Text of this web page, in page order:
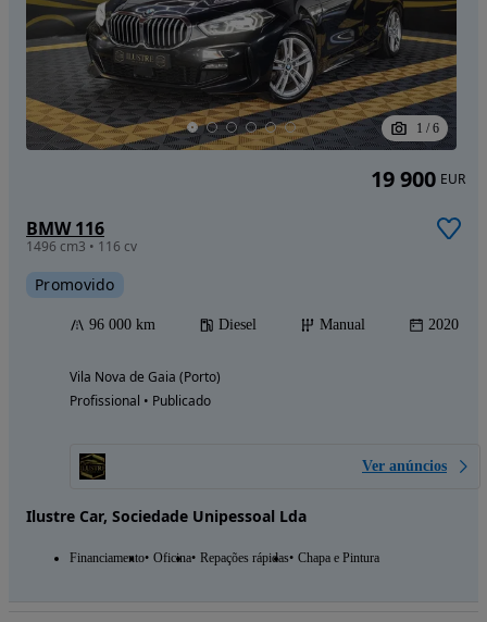
1 / 6
BMW 116
1496 cm3 • 116 cv
Promovido
96 000 km Diesel Manual 2020
Vila Nova de Gaia (Porto)
Profissional • Publicado
Ver anúncios
Ilustre Car, Sociedade Unipessoal Lda
Financiamento Oficina Repações rápidas Chapa e Pintura
19 900 EUR